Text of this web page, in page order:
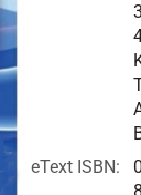
eText ISBN: